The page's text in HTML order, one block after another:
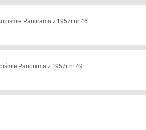
Panorama z 1957r nr 46
Panorama z 1957r nr 49